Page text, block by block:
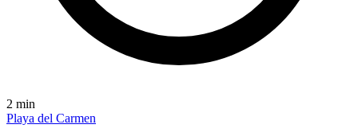
2 min
Playa del Carmen